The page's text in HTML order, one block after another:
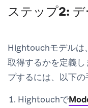
ステップ2:
Hightouchモデルは
取得するかを定義
プするには、以下の
Hightouchで